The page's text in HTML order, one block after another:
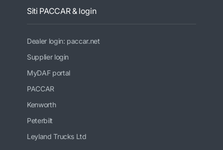
Siti PACCAR & login
Dealer login: paccar.net
Supplier login
MyDAF portal
PACCAR
Kenworth
Peterbilt
Leyland Trucks Ltd